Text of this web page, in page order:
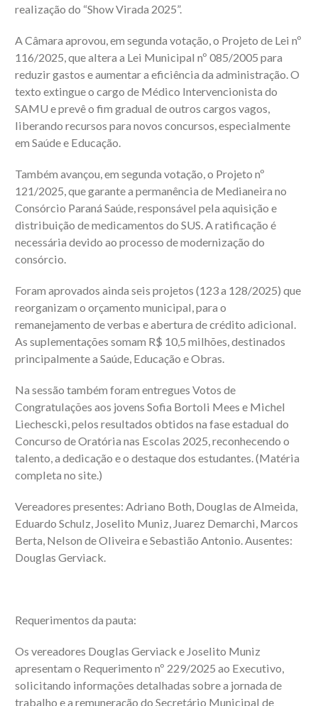
realização do “Show Virada 2025”.
A Câmara aprovou, em segunda votação, o Projeto de Lei nº
116/2025, que altera a Lei Municipal nº 085/2005 para
reduzir gastos e aumentar a eficiência da administração. O
texto extingue o cargo de Médico Intervencionista do
SAMU e prevê o fim gradual de outros cargos vagos,
liberando recursos para novos concursos, especialmente
em Saúde e Educação.
Também avançou, em segunda votação, o Projeto nº
121/2025, que garante a permanência de Medianeira no
Consórcio Paraná Saúde, responsável pela aquisição e
distribuição de medicamentos do SUS. A ratificação é
necessária devido ao processo de modernização do
consórcio.
Foram aprovados ainda seis projetos (123 a 128/2025) que
reorganizam o orçamento municipal, para o
remanejamento de verbas e abertura de crédito adicional.
As suplementações somam R$ 10,5 milhões, destinados
principalmente a Saúde, Educação e Obras.
Na sessão também foram entregues Votos de
Congratulações aos jovens Sofia Bortoli Mees e Michel
Liechescki, pelos resultados obtidos na fase estadual do
Concurso de Oratória nas Escolas 2025, reconhecendo o
talento, a dedicação e o destaque dos estudantes. (Matéria
completa no site.)
Vereadores presentes: Adriano Both, Douglas de Almeida,
Eduardo Schulz, Joselito Muniz, Juarez Demarchi, Marcos
Berta, Nelson de Oliveira e Sebastião Antonio. Ausentes:
Douglas Gerviack.
Requerimentos da pauta:
Os vereadores Douglas Gerviack e Joselito Muniz
apresentam o Requerimento nº 229/2025 ao Executivo,
solicitando informações detalhadas sobre a jornada de
trabalho e a remuneração do Secretário Municipal de